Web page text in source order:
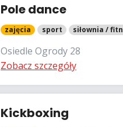
Pole dance
zajęcia sport siłownia /
Osiedle Ogrody 28
Zobacz szczegóły
Kickboxing